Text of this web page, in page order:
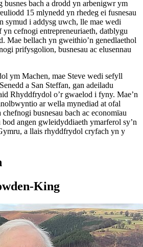
busnes bach a drodd yn arbenigwr ym
15 mlynedd yn rhedeg ei fusnesau
symud i addysg uwch, lle mae wedi
cefnogi entrepreneuriaeth, datblygu
Mae bellach yn gweithio’n genedlaethol
prifysgolion, busnesau ac elusennau
ym Machen, mae Steve wedi sefyll
a San Steffan, gan adeiladu
Rhyddfrydol o’r gwaelod i fyny. Mae’n
ar wella mynediad at ofal
busnesau bach ac economïau
angen gwleidyddiaeth ymarferol sy’n
a llais rhyddfrydol cryfach yn y
King